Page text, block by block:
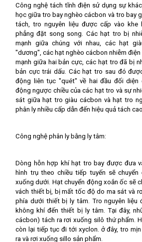
Công nghệ tách tĩnh điện sử dụng sự
học giữa tro bay nghèo cácbon và tro bay
tách, tro nguyên liệu được cấp vào khe
phẳng đặt song song. Các hạt tro bị
mạnh giữa chúng với nhau, các hạt
"dương", các hạt nghèo cácbon nhiễm
mạnh giữa hai bản cực, các hạt tro đã bị
bản cực trái dấu. Các hạt tro sau đó
động liên tục "quét" về hai đầu đối diện
động ngược chiều của các hạt tro và sự
sát giữa hạt tro giàu cácbon và hạt tro
phân ly nhiều cấp dẫn đến hiệu quả tách
Công nghệ phân ly bằng ly tâm:
Dòng hỗn hợp khí hạt tro bay được đưa
hình trụ theo chiều tiếp tuyến sẽ
xuống dưới. Hạt chuyển động xoắn ốc sẽ
vách thiết bị, bị mất tốc độ do ma sát và
phía dưới thiết bị ly tâm. Tro nguyên liệu
không khí đến thiết bị ly tâm. Tại đây,
cácbon) tách ra rơi xuống silô thứ phẩm.
còn lại tiếp tục đi tới xyclon. ở đây, tro
ra và rơi xuống sillo sản phẩm.